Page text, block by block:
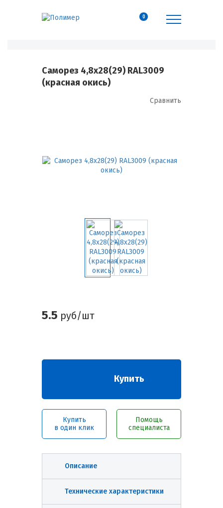
0
Саморез 4,8х28(29) RAL3009
(красная окись)
Сравнить
5.5 руб/шт
Купить
Купить
в один клик
Помощь
специалиста
Описание
Технические характеристики